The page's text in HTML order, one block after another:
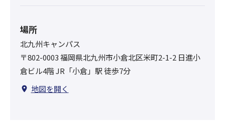
場所
北九州キャンパス
〒802-0003 福岡県北九州市小倉北区米町2-1-2 日進小
倉ビル4階 JR「小倉」駅 徒歩7分
地図を開く